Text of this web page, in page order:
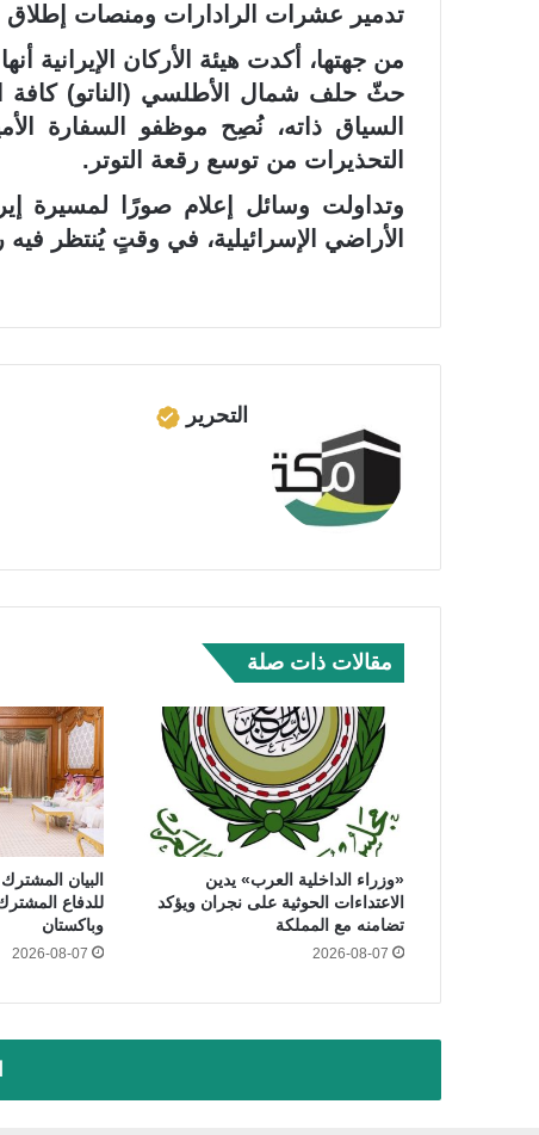
تدمير عشرات الرادارات ومنصات إطلاق
من جهتها، أكدت هيئة الأركان الإيرانية
حثّ حلف شمال الأطلسي (الناتو)
السياق ذاته، نُصِح موظفو السفارة
التحذيرات من توسع رقعة التوتر.
وتداولت وسائل إعلام صورًا لمسيرة
الأراضي الإسرائيلية، في وقتٍ يُنتظر
التحرير
مقالات ذات صلة
«وزراء الداخلية العرب» يدين
الاعتداءات الحوثية على نجران ويؤكد
تضامنه مع المملكة
2026-08-07
البيان
للدفاع
وباكستان
2026-08-07